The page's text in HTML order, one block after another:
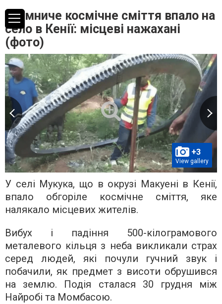
Таємниче космічне сміття впало на
село в Кенії: місцеві нажахані
(фото)
+3
View gallery
У селі Мукука, що в окрузі Макуені в Кенії,
впало обгоріле космічне сміття, яке
налякало місцевих жителів.
Вибух і падіння 500-кілограмового
металевого кільця з неба викликали страх
серед людей, які почули гучний звук і
побачили, як предмет з висоти обрушився
на землю. Подія сталася 30 грудня між
Найробі та Момбасою.